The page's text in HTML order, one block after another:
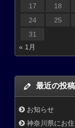
17
18
24
25
31
« 1月
最近の投稿
お知らせ
神奈川県にお